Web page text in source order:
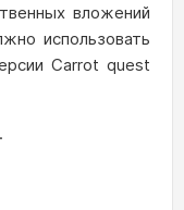
вложений
использовать
Carrot quest